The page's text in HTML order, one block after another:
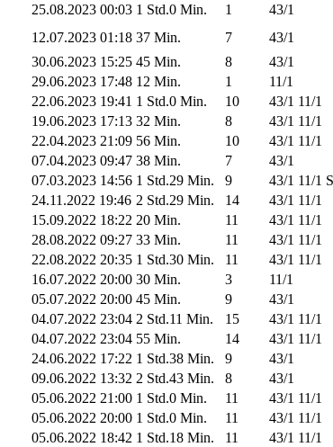
25.08.2023 00:03 1 Std.0 Min. 1
43/1
12.07.2023 01:18 37 Min. 7
43/1
30.06.2023 15:25 45 Min. 8
43/1
29.06.2023 17:48 12 Min. 1
11/1
22.06.2023 19:41 1 Std.0 Min. 10 43/1 11/1
19.06.2023 17:13 32 Min. 8 43/1 11/1
22.04.2023 21:09 56 Min. 10 43/1 11/1
07.04.2023 09:47 38 Min. 7
43/1
07.03.2023 14:56 1 Std.29 Min. 9 43/1 11/1
24.11.2022 19:46 2 Std.29 Min. 14 43/1 11/1
15.09.2022 18:22 20 Min. 11 43/1 11/1
28.08.2022 09:27 33 Min. 11 43/1 11/1
22.08.2022 20:35 1 Std.30 Min. 11 43/1 11/1
16.07.2022 20:00 30 Min. 3
11/1
05.07.2022 20:00 45 Min. 9
43/1
04.07.2022 23:04 2 Std.11 Min. 15 43/1 11/1
04.07.2022 23:04 55 Min. 14 43/1 11/1
24.06.2022 17:22 1 Std.38 Min. 9
43/1
09.06.2022 13:32 2 Std.43 Min. 8
43/1
05.06.2022 21:00 1 Std.0 Min. 11 43/1 11/1
05.06.2022 20:00 1 Std.0 Min. 11 43/1 11/1
05.06.2022 18:42 1 Std.18 Min. 11 43/1 11/1